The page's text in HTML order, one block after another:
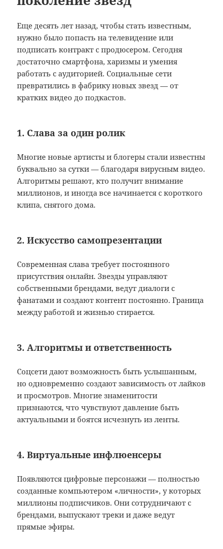
Еще десять лет назад, чтобы стать известным,
нужно было попасть на телевидение или
подписать контракт с продюсером. Сегодня
достаточно смартфона, харизмы и умения
работать с аудиторией. Социальные сети
превратились в фабрику новых звезд — от
кратких видео до подкастов.
1. Слава за один ролик
Многие новые артисты и блогеры стали известны
буквально за сутки — благодаря вирусным видео.
Алгоритмы решают, кто получит внимание
миллионов, и иногда все начинается с короткого
клипа, снятого дома.
2. Искусство самопрезентации
Современная слава требует постоянного
присутствия онлайн. Звезды управляют
собственными брендами, ведут диалоги с
фанатами и создают контент постоянно. Граница
между работой и жизнью стирается.
3. Алгоритмы и ответственность
Соцсети дают возможность быть услышанным,
но одновременно создают зависимость от лайков
и просмотров. Многие знаменитости
признаются, что чувствуют давление быть
актуальными и боятся исчезнуть из ленты.
4. Виртуальные инфлюенсеры
Появляются цифровые персонажи — полностью
созданные компьютером «личности», у которых
миллионы подписчиков. Они сотрудничают с
брендами, выпускают треки и даже ведут
прямые эфиры.